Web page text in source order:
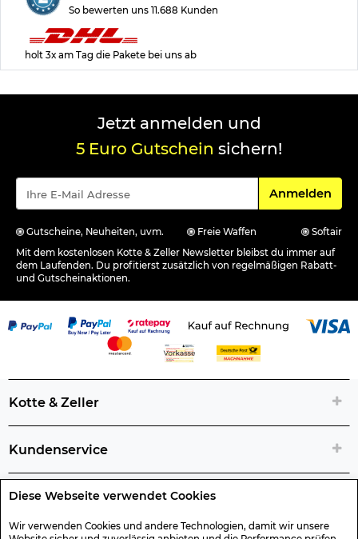
Diese Webseite verwendet Cookies
Wir verwenden Cookies und andere Technologien, damit wir unsere
So bewerten uns 11.688 Kunden
holt 3x am Tag die Pakete bei uns ab
Jetzt anmelden und
5 Euro Gutschein sichern!
Für den
Anmelden
Gutscheine, Neuheiten, uvm. Freie Waffen
Softair
Mit dem kostenlosen Kotte & Zeller Newsletter bleibst du immer auf
dem Laufenden. Du profitierst zusätzlich von regelmäßigen Rabatt-
und Gutscheinaktionen.
Kotte & Zeller
Kundenservice
Rechtliche Artikelinfos